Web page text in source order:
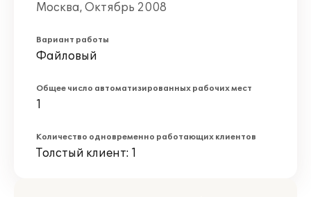
Москва, Октябрь 2008
Вариант работы
Файловый
Общее число автоматизированных рабочих мест
1
Количество одновременно работающих клиентов
Толстый клиент: 1